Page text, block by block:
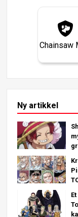
Chainsaw
Ny artikkel